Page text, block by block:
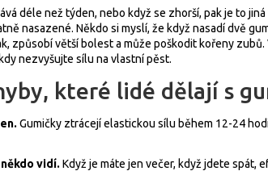
déle než týden, nebo když se zhorší, pak je to
nasazené. Někdo si myslí, že když nasadí dvě
způsobí větší bolest a může poškodit kořeny
nezvyšujte sílu na vlastní pěst.
které lidé dělají s
Gumičky ztrácejí elastickou sílu během 12-24
vidí. Když je máte jen večer, když jdete spát,